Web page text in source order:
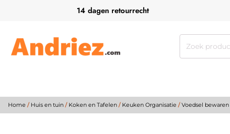
14 dagen retourrecht
Zoeken
Home / Huis en tuin / Koken en Tafelen / Keuken Organisatie /Voedsel bewaren